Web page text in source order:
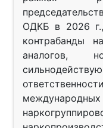
ОДКБ в 2026
контрабанды
аналогов,